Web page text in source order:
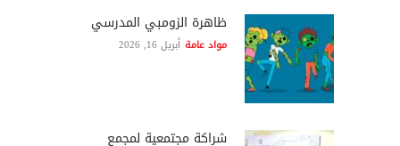
ظاهرة الزومبي المدرسي
مواد عامة أبريل 16, 2026
شراكة مجتمعية لمجمع